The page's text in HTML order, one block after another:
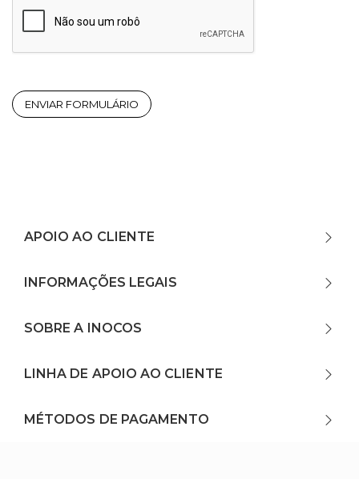
ENVIAR FORMULÁRIO
APOIO AO CLIENTE
INFORMAÇÕES LEGAIS
SOBRE A INOCOS
LINHA DE APOIO AO CLIENTE
MÉTODOS DE PAGAMENTO